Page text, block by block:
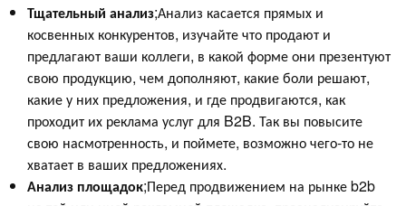
Тщательный анализ;Анализ касается прямых и
косвенных конкурентов, изучайте что продают и
предлагают ваши коллеги, в какой форме они презентуют
свою продукцию, чем дополняют, какие боли решают,
какие у них предложения, и где продвигаются, как
проходит их реклама услуг для B2B. Так вы повысите
свою насмотренность, и поймете, возможно чего-то не
хватает в ваших предложениях.
Анализ площадок;Перед продвижением на рынке b2b